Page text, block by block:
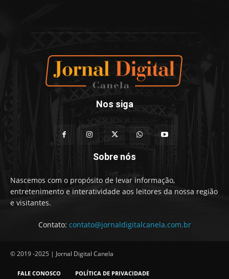
Nos siga
Sobre nós
Nascemos com o propósito de levar informação,
entretenimento e interatividade aos leitores da nossa região
e visitantes.
Contato: contato@jornaldigitalcanela.com.br
© 2019 -2025 | Jornal Digital Canela
FALE CONOSCO POLÍTICA DE PRIVACIDADE